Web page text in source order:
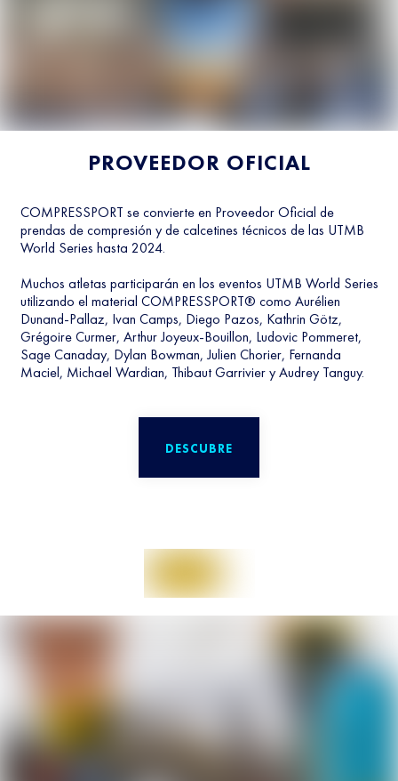
PROVEEDOR OFICIAL
COMPRESSPORT se convierte en Proveedor Oficial de
prendas de compresión y de calcetines técnicos de las UTMB
World Series hasta 2024.
Muchos atletas participarán en los eventos UTMB World Series
utilizando el material COMPRESSPORT® como Aurélien
Dunand-Pallaz, Ivan Camps, Diego Pazos, Kathrin Götz,
Grégoire Curmer, Arthur Joyeux-Bouillon, Ludovic Pommeret,
Sage Canaday, Dylan Bowman, Julien Chorier, Fernanda
Maciel, Michael Wardian, Thibaut Garrivier y Audrey Tanguy.
DESCUBRE